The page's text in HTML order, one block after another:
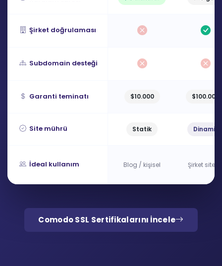
Şirket doğrulaması
Subdomain desteği
Garanti teminatı $10.000 $100.000
Site mührü Statik Dinamik
İdeal kullanım Blog / kişisel Şirket
Comodo SSL Sertifikalarını İncele